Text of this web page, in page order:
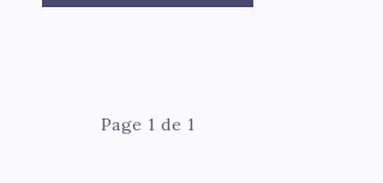
Page 1 de 1